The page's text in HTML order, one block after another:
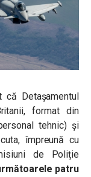
Detașamentul
format din
tehnic) și
împreună cu
de Poliție
patru